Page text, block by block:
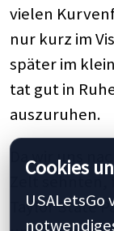
vielen
nur kurz im
später im
tat gut in
auszuruhen.
Da wir uns
Zelt
Taylor State
Cookies